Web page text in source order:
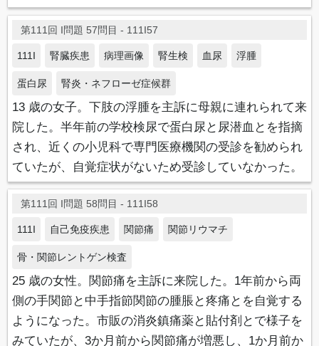
第111回 I問題 57問目 - 111I57
111I 腎臓疾患 病理画像 腎生検 血尿 浮腫
蛋白尿 腎炎・ネフローゼ症候群
13 歳の女子。下肢の浮腫を主訴に母親に連れられて来
院した。半年前の学校検尿で蛋白尿と尿潜血とを指摘
され、近くの小児科で専門医療機関の受診を勧められ
ていたが、自覚症状がないため受診していなかった。
第111回 I問題 58問目 - 111I58
111I 自己免疫疾患 関節痛 関節リウマチ
骨・関節レントゲン検査
25 歳の女性。関節痛を主訴に来院した。1年前から両
側の手関節と中手指節関節の腫脹と疼痛とを自覚する
ようになった。市販の消炎鎮痛薬と貼付剤とで様子を
みていたが、3か月前から関節痛が増悪し、1か月前か